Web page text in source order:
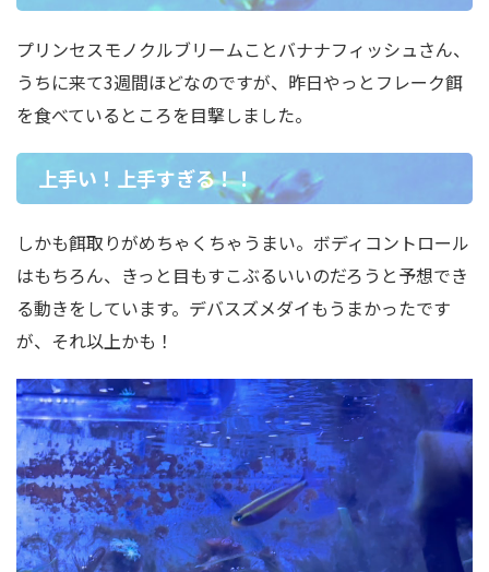
プリンセスモノクルブリームことバナナフィッシュさん、
うちに来て3週間ほどなのですが、昨日やっとフレーク餌
を食べているところを目撃しました。
上手い！上手すぎる！！
しかも餌取りがめちゃくちゃうまい。ボディコントロール
はもちろん、きっと目もすこぶるいいのだろうと予想でき
る動きをしています。デバスズメダイもうまかったです
が、それ以上かも！